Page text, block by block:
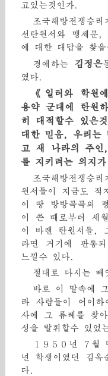
고있는것인가.
조국해방전쟁승
선탄원서와 맹세문
에 대한 대답을 찾
경애하는 김정은
였다.
《일터와 학원
용약 군대에 탄원
히 대적할수 있은
대한 믿음, 우리는
고 새 나라의 주인
를 지키려는 의지
조국해방전쟁승
원서들이 지금도 적
이 땅 방방곡곡의
이 쓴 때로부터 세
이 바랜 탄원서들,
라면 거기에 관통
느낄수 있다.
절대로 다시는 빼
바로 이 말속에
라 사람들이 어이
사에 그 류례를 찾
성을 발휘할수 있었
１９５０년 ７월
년 학생이였던 김옥
다.